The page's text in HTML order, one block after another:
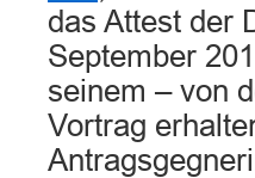
das Attest der
September
seinem – von
Vortrag